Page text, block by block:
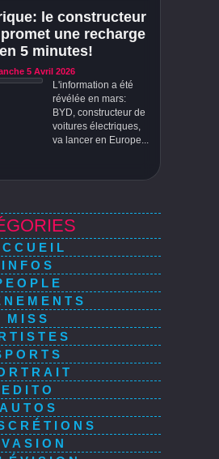
le constructeur
une recharge
5 minutes!
5 Avril 2026
L'information a été
révélée en mars:
BYD, constructeur de
voitures électriques,
va lancer en Europe...
INFOS
MISS
EDITO
AUTOS